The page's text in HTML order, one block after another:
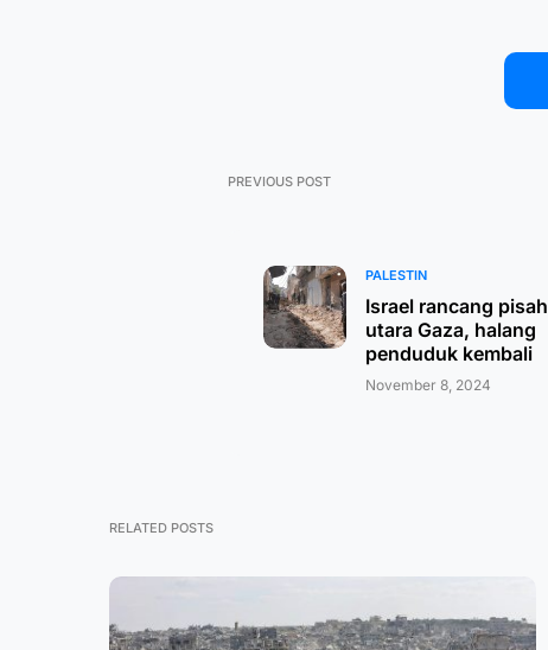
PREVIOUS POST
PALESTIN
Israel rancang pisah
utara Gaza, halang
penduduk kembali
November 8, 2024
RELATED POSTS